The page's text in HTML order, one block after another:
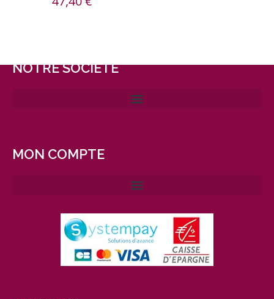
NOTRE SOCIÉTÉ
MON COMPTE